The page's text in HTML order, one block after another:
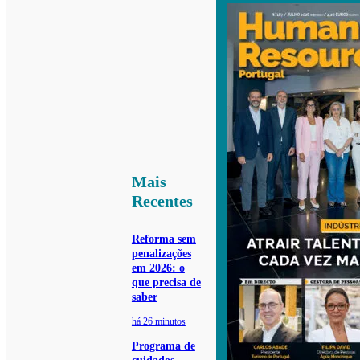
Mais
Recentes
Reforma sem
penalizações
em 2026: o
que precisa de
saber
há 26 minutos
Programa de